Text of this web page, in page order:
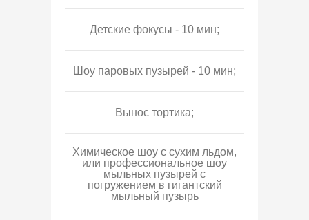
Детские фокусы - 10 мин;
Шоу паровых пузырей - 10 мин;
Вынос тортика;
Химическое шоу с сухим льдом,
или профессиональное шоу
мыльных пузырей с
погружением в гигантский
мыльный пузырь